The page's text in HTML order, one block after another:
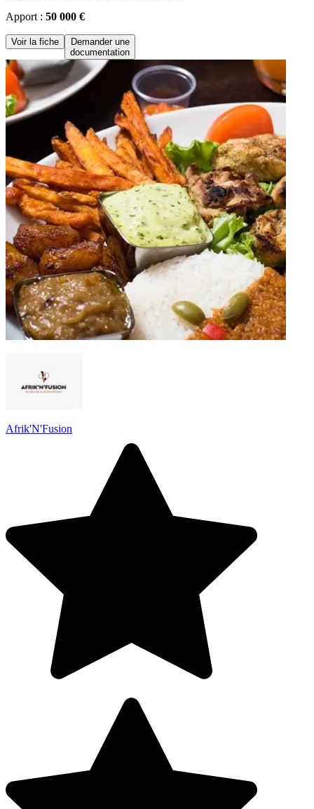
Apport : 50 000 €
Voir la fiche
Demander une
documentation
Afrik'N'Fusion